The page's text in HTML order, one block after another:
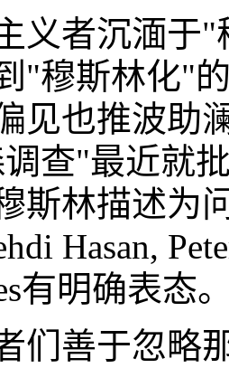
义者沉湎于
"穆斯林化"
见也推波助
查"最近就
斯林描述为
Hasan,
有明确表态
们善于忽略